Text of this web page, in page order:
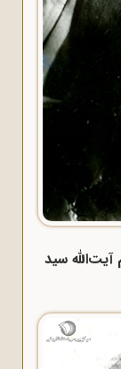
آیت‌الله سید